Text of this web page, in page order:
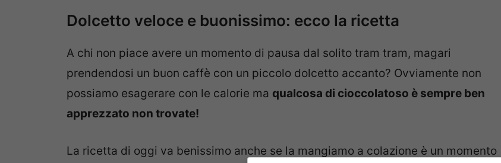
Dolcetto veloce e buonissimo: ecco la ricetta
A chi non piace avere un momento di pausa dal solito tram tram, magari
prendendosi un buon caffè con un piccolo dolcetto accanto? Ovviamente non
possiamo esagerare con le calorie ma qualcosa di cioccolatoso è sempre ben
apprezzato non trovate!
La ricetta di oggi va benissimo anche se la mangiamo a colazione è un momento